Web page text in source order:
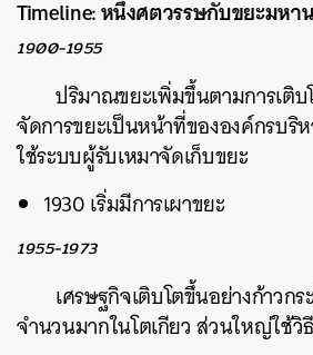
Timeline: หนึ่งศตวรรษกับขยะมหา
1900-1955
ปริมาณขยะเพิ่มขึ้นตามการเติบ
จัดการขยะเป็นหน้าที่ขององค์กรบริ
ใช้ระบบผู้รับเหมาจัดเก็บขยะ
1930 เริ่มมีการเผาขยะ
1955-1973
เศรษฐกิจเติบโตขึ้นอย่างก้าวก
จำนวนมากในโตเกียว ส่วนใหญ่ใช้วิ